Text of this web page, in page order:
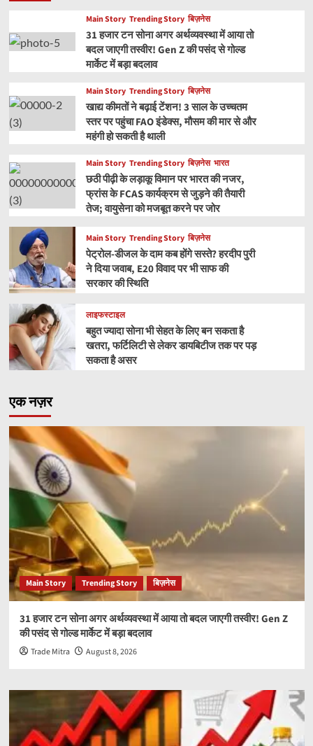
Main Story Trending Story बिज़नेस
31 हजार टन सोना अगर अर्थव्यवस्था में आया तो
बदल जाएगी तस्वीर! Gen Z की पसंद से गोल्ड
मार्केट में बड़ा बदलाव
Main Story Trending Story बिज़नेस
खाद्य कीमतों ने बढ़ाई टेंशन! 3 साल के उच्चतम
स्तर पर पहुंचा FAO इंडेक्स, मौसम की मार से और
महंगी हो सकती है थाली
Main Story Trending Story बिज़नेस भारत
छठी पीढ़ी के लड़ाकू विमान पर भारत की नजर,
फ्रांस के FCAS कार्यक्रम से जुड़ने की तैयारी
तेज; वायुसेना को मजबूत करने पर जोर
Main Story Trending Story बिज़नेस
पेट्रोल-डीजल के दाम कब होंगे सस्ते? हरदीप पुरी
ने दिया जवाब, E20 विवाद पर भी साफ की
सरकार की स्थिति
लाइफस्टाइल
बहुत ज्यादा सोना भी सेहत के लिए बन सकता है
खतरा, फर्टिलिटी से लेकर डायबिटीज तक पर पड़
सकता है असर
एक नज़र
Main Story Trending Story बिज़नेस
31 हजार टन सोना अगर अर्थव्यवस्था में आया तो बदल जाएगी तस्वीर! Gen Z
की पसंद से गोल्ड मार्केट में बड़ा बदलाव
Trade Mitra August 8, 2026